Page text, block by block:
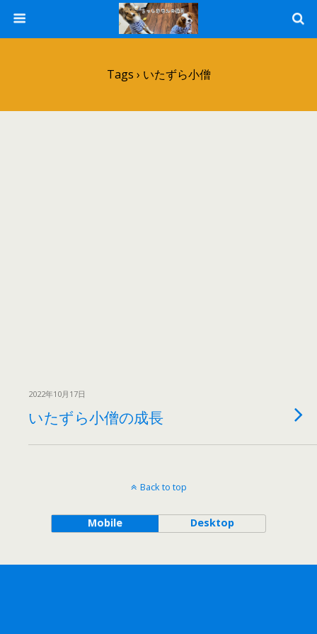
Tags › いたずら小僧
2022年10月17日
いたずら小僧の成長
Back to top
Mobile Desktop